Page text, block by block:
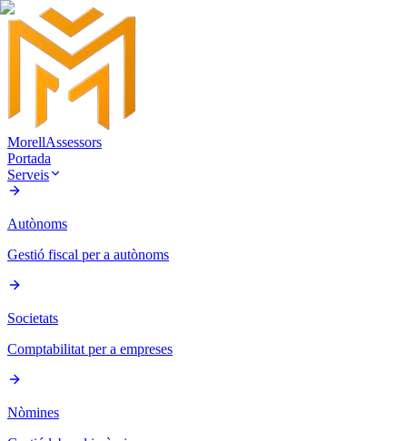
MorellAssessors
Portada
Serveis
Autònoms
Gestió fiscal per a autònoms
Societats
Comptabilitat per a empreses
Nòmines